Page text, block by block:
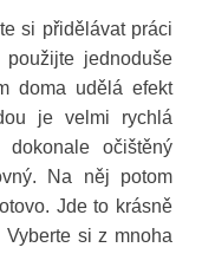
si přidělávat práci
jednoduše
doma udělá efekt
je velmi rychlá
očištěný
Na něj potom
Jde to krásně
si z mnoha